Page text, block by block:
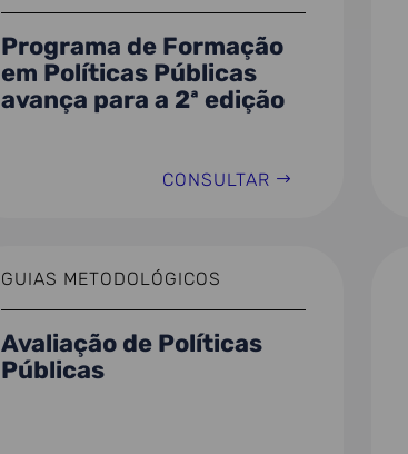
Programa de Formação
em Políticas Públicas
avança para a 2ª edição
CONSULTAR
GUIAS METODOLÓGICOS
Avaliação de Políticas
Públicas